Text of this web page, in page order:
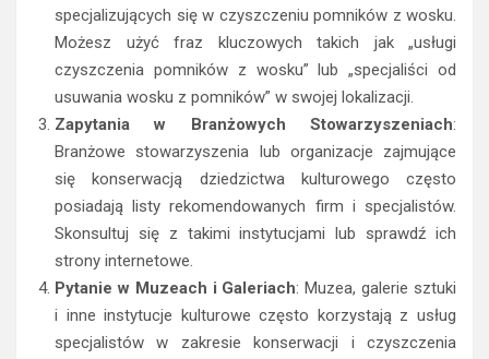
specjalizujących się w czyszczeniu pomników z wosku.
Możesz użyć fraz kluczowych takich jak „usługi
czyszczenia pomników z wosku” lub „specjaliści od
usuwania wosku z pomników” w swojej lokalizacji.
Zapytania w Branżowych Stowarzyszeniach:
Branżowe stowarzyszenia lub organizacje zajmujące
się konserwacją dziedzictwa kulturowego często
posiadają listy rekomendowanych firm i specjalistów.
Skonsultuj się z takimi instytucjami lub sprawdź ich
strony internetowe.
Pytanie w Muzeach i Galeriach: Muzea, galerie sztuki
i inne instytucje kulturowe często korzystają z usług
specjalistów w zakresie konserwacji i czyszczenia